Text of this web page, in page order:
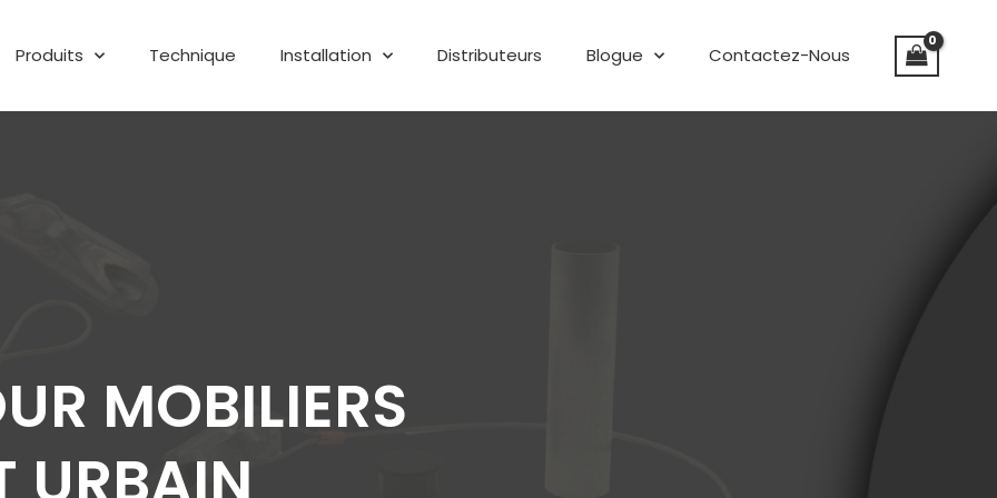
Produits Technique Installation Distributeurs Blogue Contactez-Nous
MOBILIERS
URBAIN